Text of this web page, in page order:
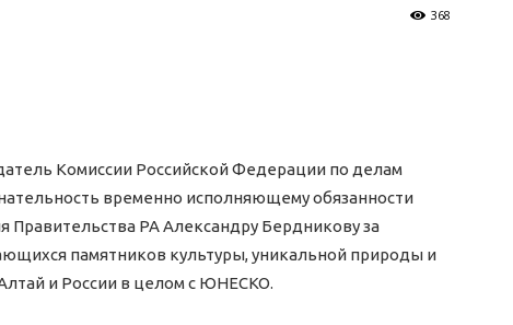
368
Комиссии Российской Федерации по делам
временно исполняющему обязанности
Правительства РА Александру Бердникову за
памятников культуры, уникальной природы и
и России в целом с ЮНЕСКО.